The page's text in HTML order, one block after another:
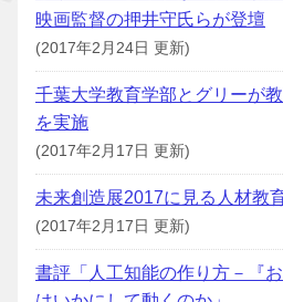
映画監督の押井守氏らが登壇
(2017年2月24日 更新)
千葉大学教育学部とグリーが
を実施
(2017年2月17日 更新)
未来創造展2017に見る人材教
(2017年2月17日 更新)
書評「人工知能の作り方－『